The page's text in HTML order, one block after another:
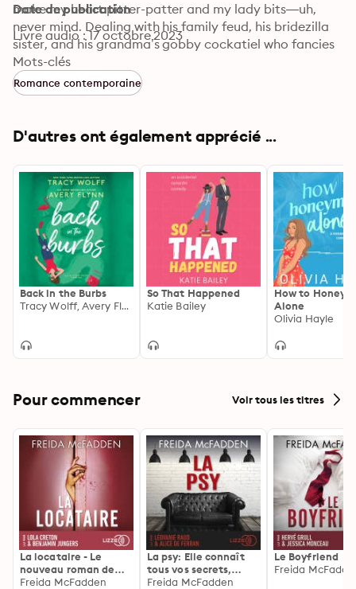
make my heart pitter-patter and my lady bits—uh,
never mind. Dealing with his family feud, his bridezilla
sister, and his grandma’s gobby cockatiel who fancies
himself the castle alarm system? It’s…well, it’s…
something. Oh, and a snowstorm, keeping my real
identity a secret, trying to figure out where the heck I
looking at me weirdly? Yeah, that I’ll need some help
Date de publication
Livre audio : 17 octobre 2023
Mots-clés
Romance contemporaine
D'autres ont également apprécié ...
Back in the Burbs
Tracy Wolff, Avery Flynn
So That Happened
Katie Bailey
How to
Alone
Olivia Hayle
Pour commencer Voir tous les titres
La locataire - Le
nouveau roman de
l'autrice de La femme
Freida McFadden
La psy: Elle connaît
tous vos secrets,
découvrez les siens ...
Freida McFadden
Le Boyfriend
Freida